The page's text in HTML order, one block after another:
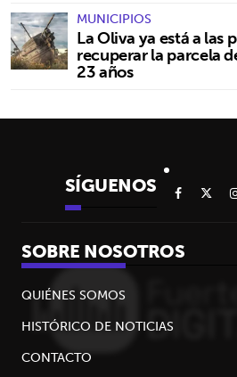
MUNICIPIOS
La Oliva ya está a las
recuperar la parcela
23 años
SÍGUENOS
SOBRE NOSOTROS
QUIÉNES SOMOS
HISTÓRICO DE NOTICIAS
CONTACTO